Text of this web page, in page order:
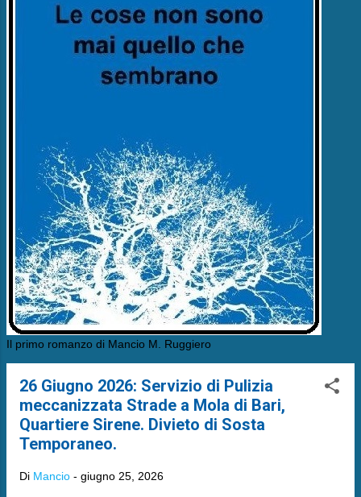
Il primo romanzo di Mancio M. Ruggiero
26 Giugno 2026: Servizio di Pulizia
meccanizzata Strade a Mola di Bari,
Quartiere Sirene. Divieto di Sosta
Temporaneo.
Di Mancio - giugno 25, 2026